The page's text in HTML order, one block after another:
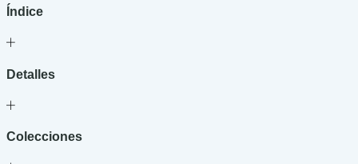
Índice
Detalles
Colecciones